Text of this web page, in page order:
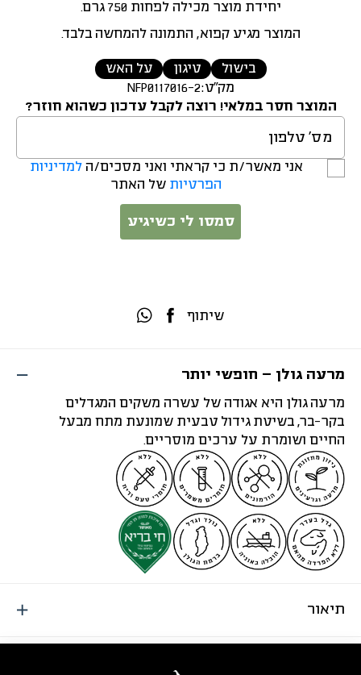
יחידת מוצר מכילה לפחות 750 גרם.
המוצר מגיע קפוא, התמונה להמחשה בלבד.
בישול טיגון
על האש
מק"ט:NFP0117016-2
המוצר חסר במלאי! רוצה לקבל עדכון כשהוא חוזר?
אני מאשר/ת כי קראתי ואני מסכים/הלמדיניות
הפרטיות של האתר
סמסו לי כשיגיע
מרעה גולן – חופשי יותר
מרעה גולן היא אגודה של עשרה משקים המגדלים
בקר-בר, בשיטת גידול טבעית שמונעת מתח מבעל
החיים ושומרת על ערכים מוסריים.
תיאור
שיתוף